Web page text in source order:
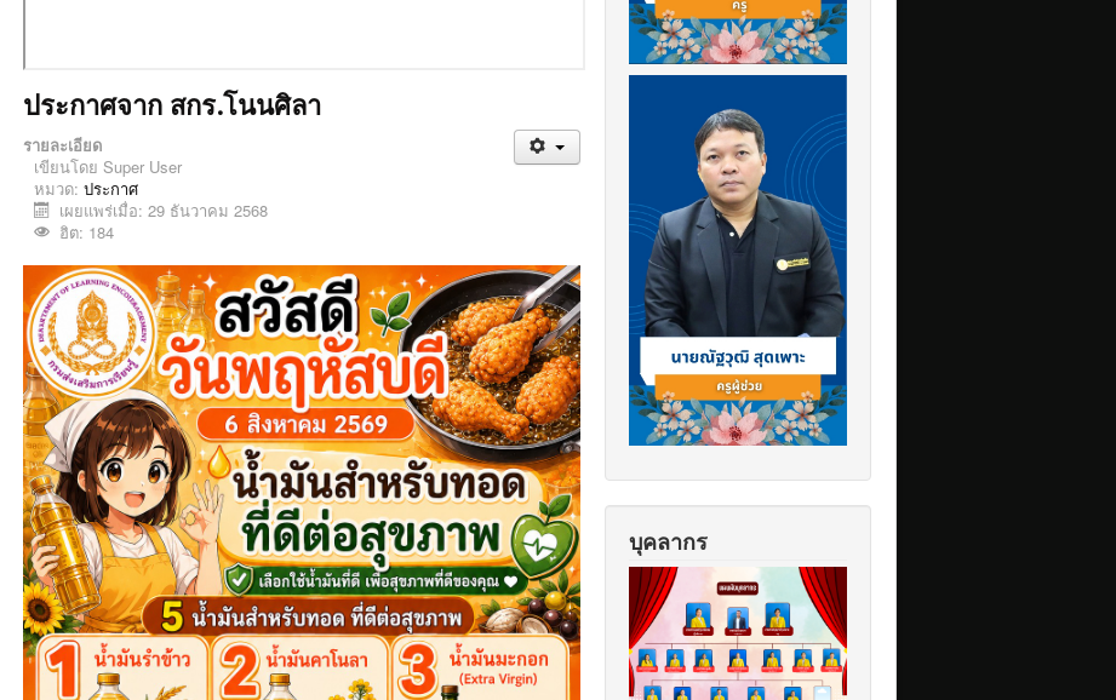
ประกาศจาก สกร.โนนศิลา
รายละเอียด
เขียนโดย Super User
หมวด: ประกาศ
เผยแพร่เมื่อ: 29 ธันวาคม 2568
ฮิต: 184
บุคลากร